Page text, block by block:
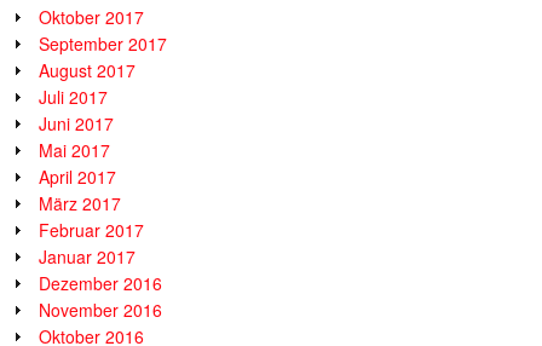
Oktober 2017
September 2017
August 2017
Juli 2017
Juni 2017
Mai 2017
April 2017
März 2017
Februar 2017
Januar 2017
Dezember 2016
November 2016
Oktober 2016